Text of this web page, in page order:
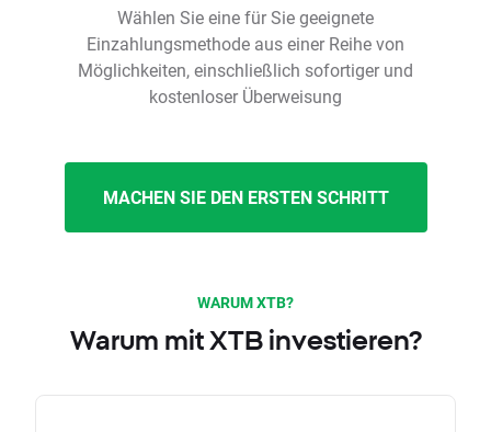
Wählen Sie eine für Sie geeignete
Einzahlungsmethode aus einer Reihe von
Möglichkeiten, einschließlich sofortiger und
kostenloser Überweisung
MACHEN SIE DEN ERSTEN SCHRITT
WARUM XTB?
Warum mit XTB investieren?